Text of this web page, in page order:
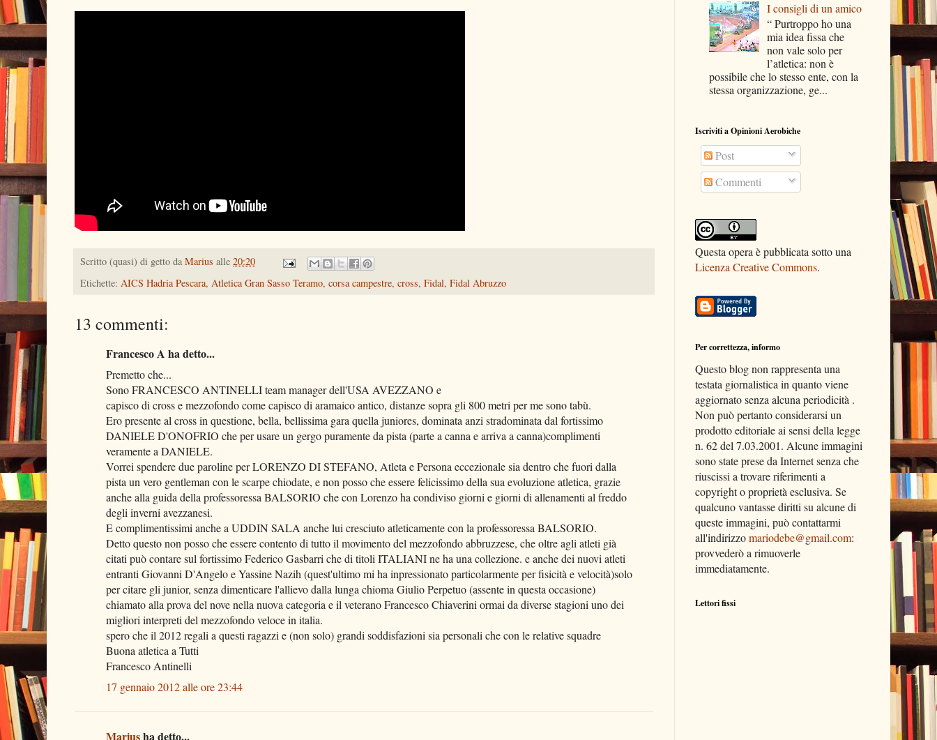
Scritto (quasi) di getto da Marius alle 20:20
Etichette: AICS Hadria Pescara, Atletica Gran Sasso Teramo, corsa campestre, cross, Fidal, Fidal Abruzzo
13 commenti:
Francesco A ha detto...
Premetto che...
Sono FRANCESCO ANTINELLI team manager dell'USA AVEZZANO e
capisco di cross e mezzofondo come capisco di aramaico antico, distanze sopra gli 800 metri per me sono tabù.
Ero presente al cross in questione, bella, bellissima gara quella juniores, dominata anzi stradominata dal fortissimo
DANIELE D'ONOFRIO che per usare un gergo puramente da pista (parte a canna e arriva a canna)complimenti
veramente a DANIELE.
Vorrei spendere due paroline per LORENZO DI STEFANO, Atleta e Persona eccezionale sia dentro che fuori dalla
pista un vero gentleman con le scarpe chiodate, e non posso che essere felicissimo della sua evoluzione atletica, grazie
anche alla guida della professoressa BALSORIO che con Lorenzo ha condiviso giorni e giorni di allenamenti al freddo
degli inverni avezzanesi.
E complimentissimi anche a UDDIN SALA anche lui cresciuto atleticamente con la professoressa BALSORIO.
Detto questo non posso che essere contento di tutto il movimento del mezzofondo abbruzzese, che oltre agli atleti già
citati può contare sul fortissimo Federico Gasbarri che di titoli ITALIANI ne ha una collezione. e anche dei nuovi atleti
entranti Giovanni D'Angelo e Yassine Nazih (quest'ultimo mi ha inpressionato particolarmente per fisicità e velocità)solo
per citare gli junior, senza dimenticare l'allievo dalla lunga chioma Giulio Perpetuo (assente in questa occasione)
chiamato alla prova del nove nella nuova categoria e il veterano Francesco Chiaverini ormai da diverse stagioni uno dei
migliori interpreti del mezzofondo veloce in italia.
spero che il 2012 regali a questi ragazzi e (non solo) grandi soddisfazioni sia personali che con le relative squadre
Buona atletica a Tutti
Francesco Antinelli
17 gennaio 2012 alle ore 23:44
Mariusha detto...
I consigli di un amico
“ Purtroppo ho una
mia idea fissa che
non vale solo per
l’atletica: non è
possibile che lo stesso ente, con la
stessa organizzazione, ge...
Iscriviti a Opinioni Aerobiche
Post
Commenti
Questa opera è pubblicata sotto una
Licenza Creative Commons.
Per correttezza, informo
Questo blog non rappresenta una
testata giornalistica in quanto viene
aggiornato senza alcuna periodicità .
Non può pertanto considerarsi un
prodotto editoriale ai sensi della legge
n. 62 del 7.03.2001. Alcune immagini
sono state prese da Internet senza che
riuscissi a trovare riferimenti a
copyright o proprietà esclusiva. Se
qualcuno vantasse diritti su alcune di
queste immagini, può contattarmi
all'indirizzomariodebe@gmail.com:
provvederò a rimuoverle
immediatamente.
Lettori fissi